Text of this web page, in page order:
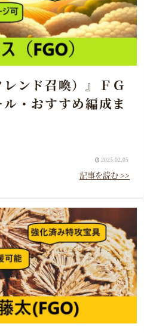
レンド召喚）』ＦＧ
・おすすめ編成ま
2025.02.05